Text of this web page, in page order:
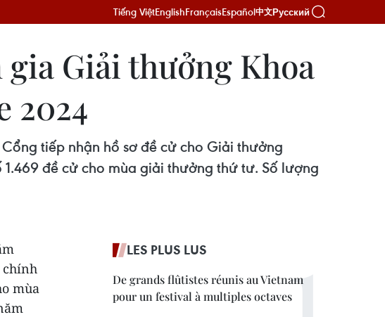
Tiếng ViệtEnglishFrançaisEspañol中文Русский
Giải thưởng Khoa
2024
tiếp nhận hồ sơ đề cử cho Giải thưởng
đề cử cho mùa giải thưởng thứ tư. Số lượng
chính
mùa
LES PLUS LUS
De grands flûtistes réunis au Vietnam
pour un festival à multiples octaves